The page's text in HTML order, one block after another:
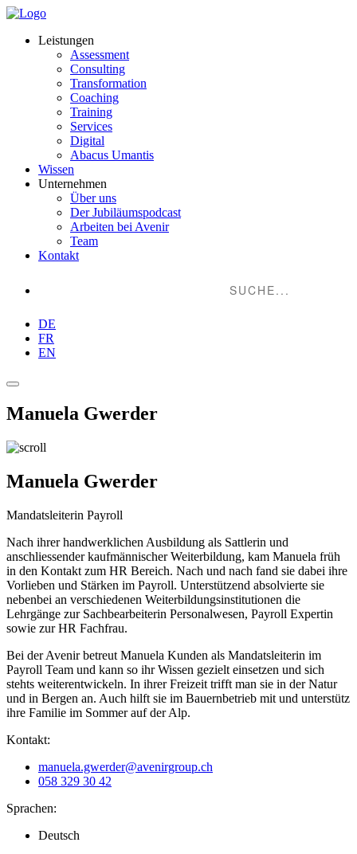
Leistungen
Assessment
Consulting
Transformation
Coaching
Training
Services
Digital
Abacus Umantis
Wissen
Unternehmen
Über uns
Der Jubiläumspodcast
Arbeiten bei Avenir
Team
Kontakt
DE
FR
EN
Manuela Gwerder
Manuela Gwerder
Mandatsleiterin Payroll
Nach ihrer handwerklichen Ausbildung als Sattlerin und
anschliessender kaufmännischer Weiterbildung, kam Manuela früh
in den Kontakt zum HR Bereich. Nach und nach fand sie dabei ihre
Vorlieben und Stärken im Payroll. Unterstützend absolvierte sie
nebenbei an verschiedenen Weiterbildungsinstitutionen die
Lehrgänge zur Sachbearbeiterin Personalwesen, Payroll Expertin
sowie zur HR Fachfrau.
Bei der Avenir betreut Manuela Kunden als Mandatsleiterin im
Payroll Team und kann so ihr Wissen gezielt einsetzen und sich
stehts weiterentwickeln. In ihrer Freizeit trifft man sie in der Natur
und in Bergen an. Auch hilft sie im Bauernbetrieb mit und unterstütz
ihre Familie im Sommer auf der Alp.
Kontakt:
manuela.gwerder@avenirgroup.ch
058 329 30 42
Sprachen:
Deutsch